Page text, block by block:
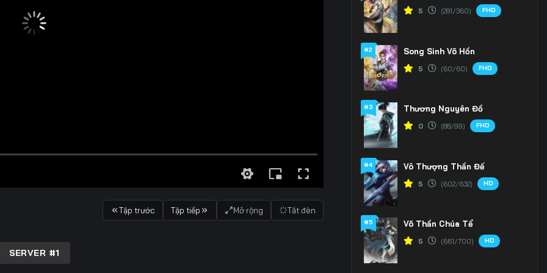
Tập trước Tập tiếp Mở rộng Tắt đèn
SERVER #1
5 (281/360) FHD
#2 Song Sinh Võ Hồn
5 (60/60) FHD
#3 Thương Nguyên Đồ
0 (88/99) FHD
#4 Vô Thượng Thần Đế
5 (602/632) HD
#5 Võ Thần Chúa Tể
5 (661/700) HD